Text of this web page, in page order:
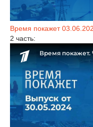
Время покажет
2 часть: